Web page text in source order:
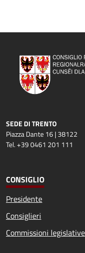
SEDE DI TRENTO
Piazza Dante 16 | 38122
Tel. +39 0461 201 111
CONSIGLIO
Presidente
Consiglieri
Commissioni legislative